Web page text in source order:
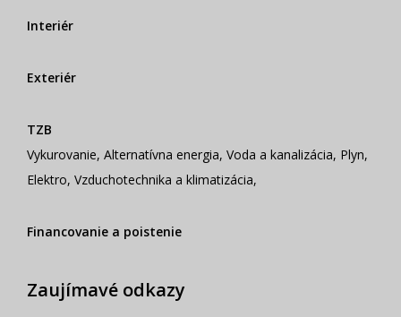
Interiér
Exteriér
TZB
Vykurovanie, Alternatívna energia, Voda a kanalizácia, Plyn,
Elektro, Vzduchotechnika a klimatizácia,
Financovanie a poistenie
Zaujímavé odkazy